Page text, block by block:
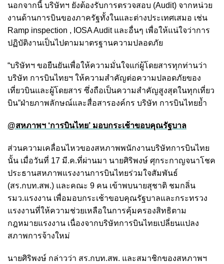
นอกจากนี้ บริษัทฯ ยังต้องรับการตรวจสอบ (Audit) จากหน่วย
งานด้านการบินของภาครัฐทั้งในและต่างประเทศเสมอ เช่น
Ramp inspection , IOSA Audit และอื่นๆ เพื่อให้แน่ใจว่าการ
ปฏิบัติงานเป็นไปตามมาตรฐานความปลอดภัย
“บริษัทฯ ขอยืนยันเพื่อให้ความมั่นใจแก่ผู้โดยสารทุกท่านว่า
บริษัท การบินไทยฯ ให้ความสำคัญต่อความปลอดภัยของ
เที่ยวบินและผู้โดยสาร ซึ่งถือเป็นความสำคัญสูงสุดในทุกเที่ยว
บิน”ฝ่ายภาพลักษณ์และสื่อสารองค์กร บริษัท การบินไทยย้ำ
@สหภาพฯ ‘การบินไทย’ มอบกระเช้าขอบคุณรัฐบาล
ส่วนความเคลื่อนไหวของสหภาพพนักงานบริษัทการบินไทย
นั้น เมื่อวันที่ 17 มี.ค.ที่ผ่านมา นายศิริพงษ์ ศุกระกาญจนาโชค
ประธานสหภาพแรงงานการบินไทยร่วมใจสัมพันธ์
(สร.กบท.สพ.) และคณะ 9 คน เข้าพบนายสุชาติ ชมกลิ่น
รมว.แรงงาน เพื่อมอบกระเช้าขอบคุณรัฐบาลและกระทรวง
แรงงานที่ให้ความช่วยเหลือในการคุ้มครองสิทธิตาม
กฎหมายแรงงาน เนื่องจากบริษัทการบินไทยเปลี่ยนแปลง
สภาพการจ้างใหม่
นายศิริพงษ์ กล่าวว่า สร.กบท.สพ. และสมาชิกของสหภาพฯ